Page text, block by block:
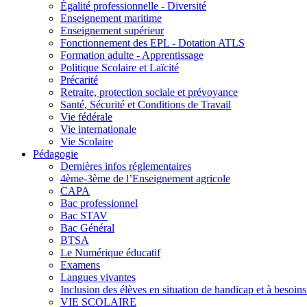
Égalité professionnelle - Diversité
Enseignement maritime
Enseignement supérieur
Fonctionnement des EPL - Dotation ATLS
Formation adulte - Apprentissage
Politique Scolaire et Laïcité
Précarité
Retraite, protection sociale et prévoyance
Santé, Sécurité et Conditions de Travail
Vie fédérale
Vie internationale
Vie Scolaire
Pédagogie
Dernières infos réglementaires
4ème-3ème de l’Enseignement agricole
CAPA
Bac professionnel
Bac STAV
Bac Général
BTSA
Le Numérique éducatif
Examens
Langues vivantes
Inclusion des élèves en situation de handicap et à
VIE SCOLAIRE